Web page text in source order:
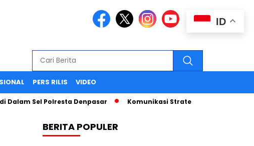
PERS RILIS VIDEO
Sel Polresta Denpasar Komunikasi Strategis Publikasi Press
BERITA POPULER
ID